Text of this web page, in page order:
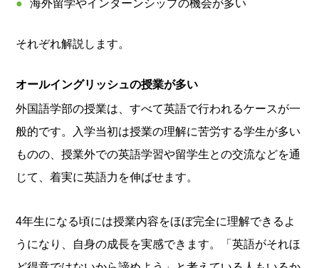
海外留学やインターンシップの機会が多い
それぞれ解説します。
オールイングリッシュの授業が多い
外国語学部の授業は、すべて英語で行われるケースが一
般的です。入学当初は授業の理解に苦労する学生が多い
ものの、授業外での英語学習や留学生との交流などを通
じて、着実に英語力を伸ばせます。
4年生になる頃には授業内容をほぼ完全に理解できるよ
うになり、自身の成長を実感できます。「英語がそれほ